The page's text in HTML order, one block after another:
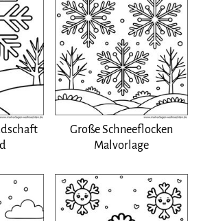
Große Schneeflocken
Malvorlage